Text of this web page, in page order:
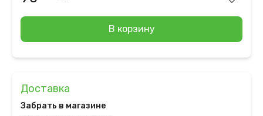
В корзину
Доставка
Забрать в магазине